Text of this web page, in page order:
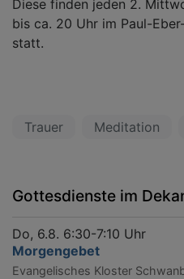
Diese finden jeden 2.
bis ca. 20 Uhr im Paul-
statt.
Trauer Meditation
Gottesdienste im
Do, 6.8. 6:30-7:10 Uhr
Morgengebet
Evangelisches Kloster